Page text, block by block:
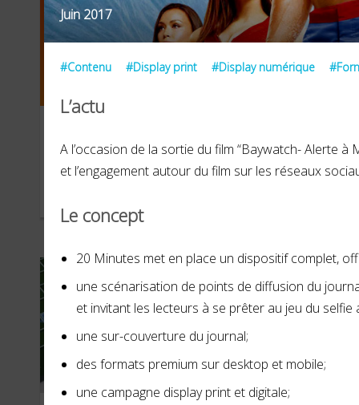
Juin 2017
#Contenu #Display print #Display numérique
L’actu
A l’occasion de la sortie du film “Baywatch- Alerte
et l’engagement autour du film sur les réseaux
Le concept
20 Minutes met en place un dispositif complet,
une scénarisation de points de diffusion du
et invitant les lecteurs à se prêter au jeu du
une sur-couverture du journal;
des formats premium sur desktop et mobile;
une campagne display print et digitale;